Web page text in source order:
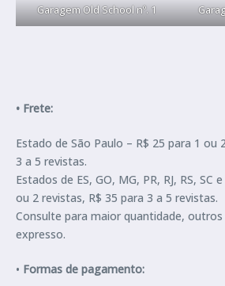
Garagem Old School nº. 1
• Frete:
Estado de São Paulo – R$ 25 para 1 ou
3 a 5 revistas.
Estados de ES, GO, MG, PR, RJ, RS, SC
ou 2 revistas, R$ 35 para 3 a 5 revistas.
Consulte para maior quantidade,
expresso.
• Formas de pagamento: